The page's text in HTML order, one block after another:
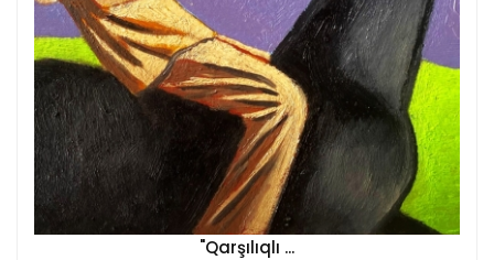
"Qarşılıqlı ...